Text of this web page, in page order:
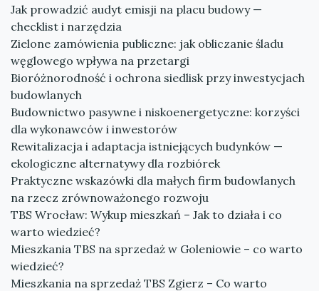
Jak prowadzić audyt emisji na placu budowy —
checklist i narzędzia
Zielone zamówienia publiczne: jak obliczanie śladu
węglowego wpływa na przetargi
Bioróżnorodność i ochrona siedlisk przy inwestycjach
budowlanych
Budownictwo pasywne i niskoenergetyczne: korzyści
dla wykonawców i inwestorów
Rewitalizacja i adaptacja istniejących budynków —
ekologiczne alternatywy dla rozbiórek
Praktyczne wskazówki dla małych firm budowlanych
na rzecz zrównoważonego rozwoju
TBS Wrocław: Wykup mieszkań – Jak to działa i co
warto wiedzieć?
Mieszkania TBS na sprzedaż w Goleniowie – co warto
wiedzieć?
Mieszkania na sprzedaż TBS Zgierz – Co warto